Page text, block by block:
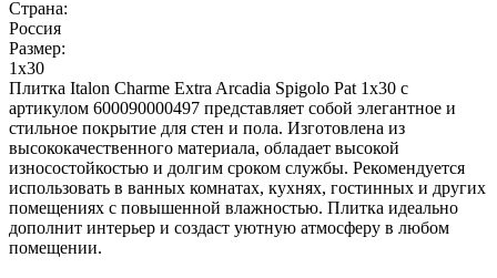
Страна:
Россия
Размер:
1x30
Плитка Italon Charme Extra Arcadia Spigolo Pat 1x30 с
артикулом 600090000497 представляет собой элегантное и
стильное покрытие для стен и пола. Изготовлена из
высококачественного материала, обладает высокой
износостойкостью и долгим сроком службы. Рекомендуется
использовать в ванных комнатах, кухнях, гостинных и других
помещениях с повышенной влажностью. Плитка идеально
дополнит интерьер и создаст уютную атмосферу в любом
помещении.